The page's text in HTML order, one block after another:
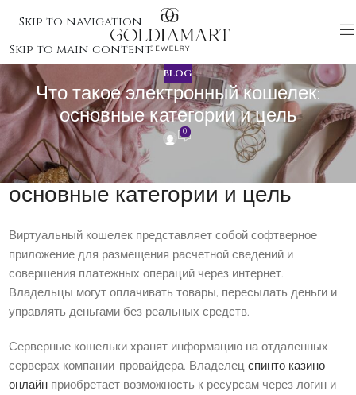
Skip to navigation
Skip to main content
BLOG
Что такое электронный кошелек:
основные категории и цель
0
Что такое электронный кошелек:
основные категории и цель
Виртуальный кошелек представляет собой софтверное
приложение для размещения расчетной сведений и
совершения платежных операций через интернет.
Владельцы могут оплачивать товары, пересылать деньги и
управлять деньгами без реальных средств.
Серверные кошельки хранят информацию на отдаленных
серверах компании-провайдера. Владелецспинто казино
онлайн приобретает возможность к ресурсам через логин и